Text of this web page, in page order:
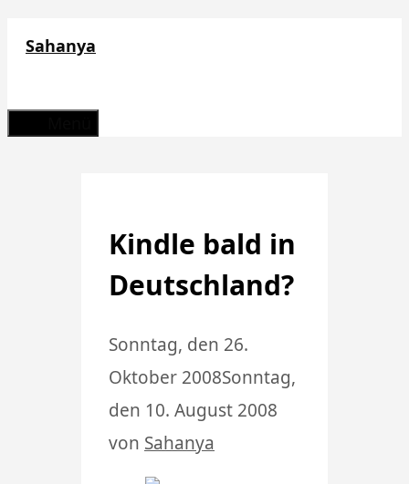
Sahanya
Kindle bald in
Deutschland?
Sonntag, den 26.
Oktober 2008Sonntag,
den 10. August 2008
von Sahanya